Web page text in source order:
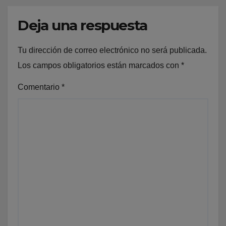
Deja una respuesta
Tu dirección de correo electrónico no será publicada.
Los campos obligatorios están marcados con *
Comentario *